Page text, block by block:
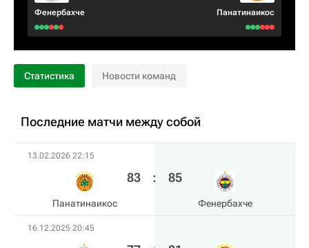
Фенербахче Панатинаикос
Статистика Новости команд
Последние матчи между собой
13.02.2026 22:15
Панатинаикос
83 : 85
Фенербахче
16.12.2025 20:45